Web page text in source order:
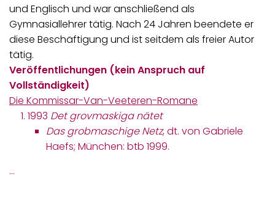
und Englisch und war anschließend als
Gymnasiallehrer tätig. Nach 24 Jahren beendete er
diese Beschäftigung und ist seitdem als freier Autor
tätig.
Veröffentlichungen (kein Anspruch auf
Vollständigkeit)
Die Kommissar-Van-Veeteren-Romane
1993 Det grovmaskiga nätet
Das grobmaschige Netz, dt. von Gabriele
Haefs; München: btb 1999.
…